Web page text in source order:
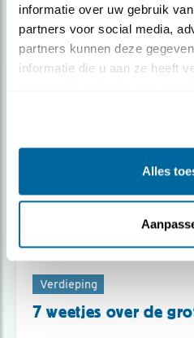
informatie over uw gebruik
partners voor social media,
partners kunnen deze
informatie die u aan ze heeft
Alles
Verfomfaaide vogel?
Verdieping
7 weetjes over de